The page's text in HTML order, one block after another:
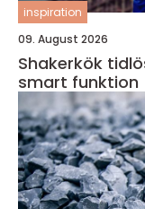
inspiration
09. August 2026
Shakerkök tidlös form, massivt trä och
smart funktion